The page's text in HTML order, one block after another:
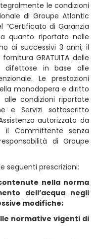
le condizioni
di Groupe Atlantic
“Certificato di Garanzia
quanto riportato nelle
ai successivi 3 anni, il
GRATUITA delle
difettose in base alle
Le prestazioni
manodopera e diritto
condizioni riportate
e Servizi sottoscritto
autorizzato da
il Committente senza
di Groupe
seguenti prescrizioni:
nella norma
dell’acqua negli
modifiche;
normative vigenti di